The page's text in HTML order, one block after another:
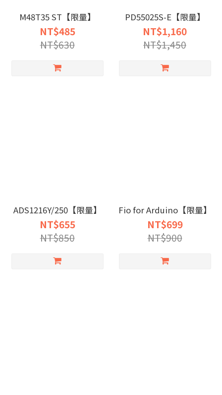
M48T35 ST【限量】
NT$485
NT$630
PD55025S-E【限量】
NT$1,160
NT$1,450
ADS1216Y/250【限量】
NT$655
NT$850
Fio for Arduino【限量】
NT$699
NT$900